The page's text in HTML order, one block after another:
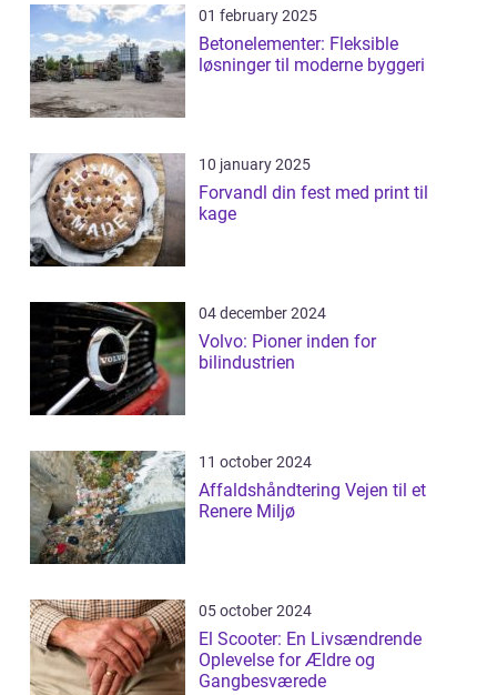
01 february 2025
Betonelementer: Fleksible
løsninger til moderne byggeri
10 january 2025
Forvandl din fest med print til
kage
04 december 2024
Volvo: Pioner inden for
bilindustrien
11 october 2024
Affaldshåndtering Vejen til et
Renere Miljø
05 october 2024
El Scooter: En Livsændrende
Oplevelse for Ældre og
Gangbesværede